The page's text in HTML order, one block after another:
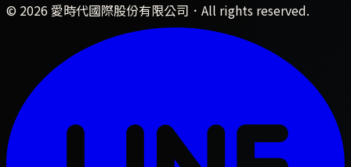
© 2026 愛時代國際股份有限公司 ．All rights reserved.